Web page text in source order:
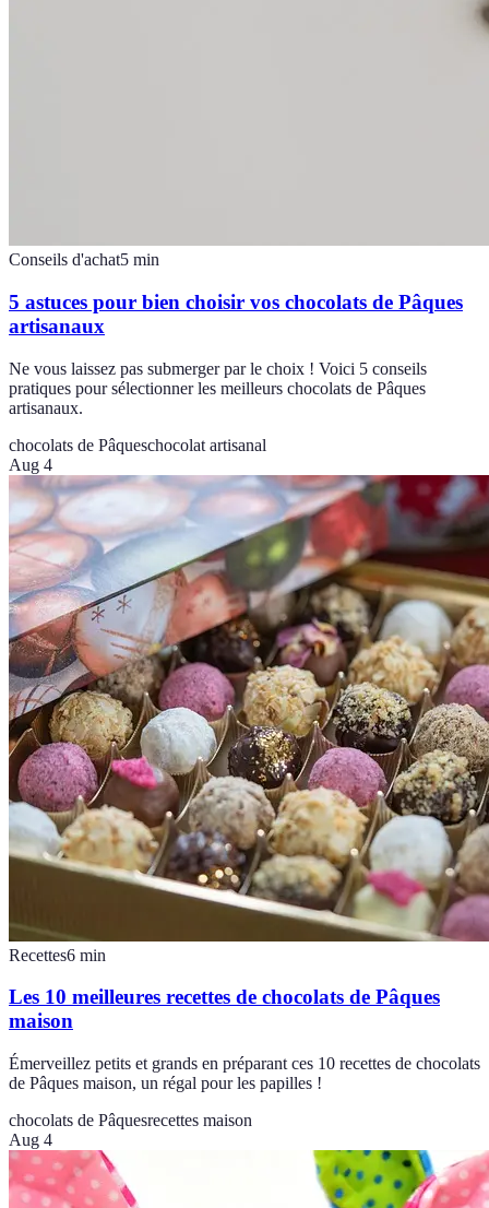
Conseils d'achat5 min
5 astuces pour bien choisir vos chocolats de Pâques
artisanaux
Ne vous laissez pas submerger par le choix ! Voici 5 conseils
pratiques pour sélectionner les meilleurs chocolats de Pâques
artisanaux.
chocolats de Pâqueschocolat artisanal
Aug 4
Recettes6 min
Les 10 meilleures recettes de chocolats de Pâques
maison
Émerveillez petits et grands en préparant ces 10 recettes de chocolats
de Pâques maison, un régal pour les papilles !
chocolats de Pâquesrecettes maison
Aug 4